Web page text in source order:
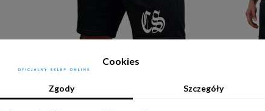
Cookies
Zgody Szczegóły